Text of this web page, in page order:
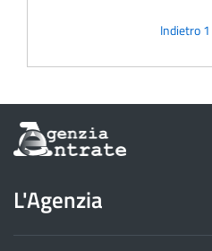
Indietro1
Informazioni
sul
dell'Agenzia
delle
Entrate
L'Agenzia